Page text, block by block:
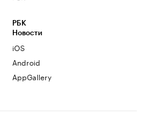
РБК
Новости
iOS
Android
AppGallery